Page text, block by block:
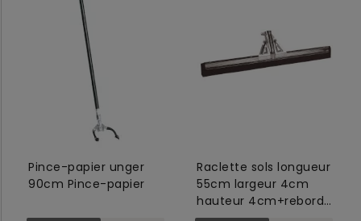
Pince-papier unger
90cm Pince-papier
Raclette sols longueur
55cm largeur 4cm
hauteur 4cm+rebord
à eau+renforcé